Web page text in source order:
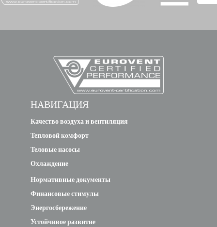
НАВИГАЦИЯ
Качество воздуха и вентиляция
Тепловой комфорт
Теловые насосы
Охлаждение
Нормативные документы
Финансовые стимулы
Энергосбережение
Устойчивое развитие